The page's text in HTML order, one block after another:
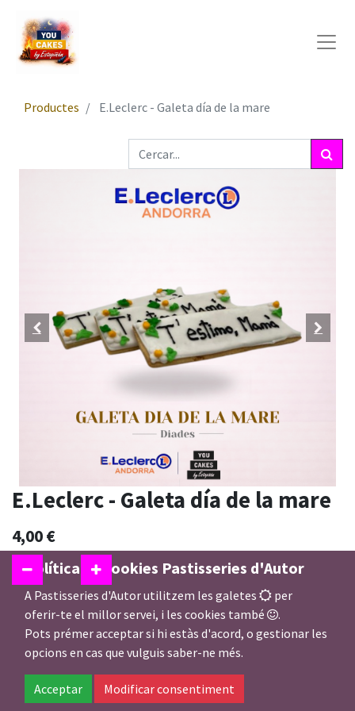
Productes E.Leclerc - Galeta día de la mare
E.Leclerc - Galeta día de la mare
4,00€
Afegir a la Cistella
Temporalment fora d'estoc
Afegir a preferits
Política de cookies Pastisseries d'Autor
A Pastisseries d'Autor utilitzem les galetes
per
oferir-te el millor servei, i les cookies també
.
Pots prémer acceptar si hi estàs d'acord, o gestionar les
opcions en cas que vulguis saber-ne més.
Acceptar Modificar consentiment